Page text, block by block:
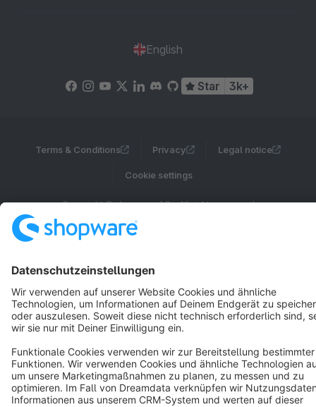
English
Star 3k+
Terms & Conditions Privacy Legal notice
Cookie settings
Copyright © shopware AG - All rights reserved
Notice: * All prices are quoted net of the statutory value-added tax